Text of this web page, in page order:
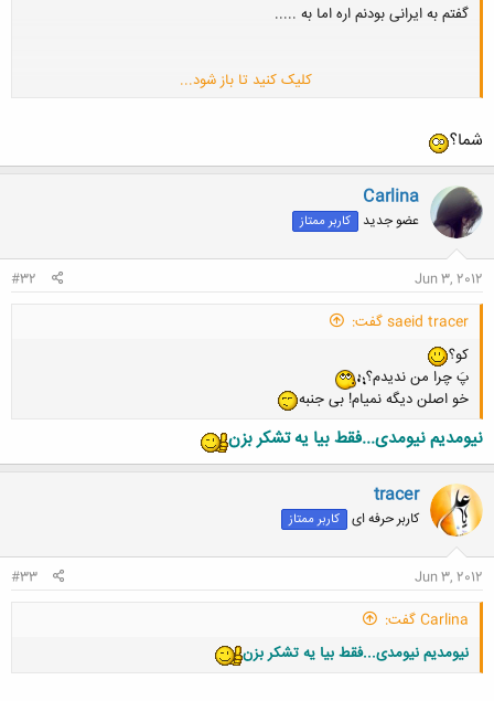
گفتم به ایرانی بودنم اره اما به .....
ایا به عصو بودن توی باشگاه افتخار می کنید یا باعث .....
شاید اون جملم در مورد ایران اینجا هم صدق کنه!!!
کلیک کنید تا باز شود...
شما؟
Carlina
عضو جدید کاربر ممتاز
Jun 3, 2012
#32
saeid tracer گفت:
کو؟
پَ چرا من ندیدم؟
خو اصلن دیگه نمیام! بی جنبه
نیومدیم نیومدی...فقط بیا یه تشکر بزن
tracer
کاربر حرفه ای کاربر ممتاز
Jun 3, 2012
#33
Carlina گفت:
نیومدیم نیومدی...فقط بیا یه تشکر بزن